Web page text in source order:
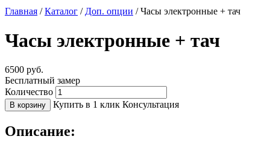
Главная /Каталог / Доп. опции /Часы электронные + тач
Часы электронные + тач
6500 руб.
Бесплатный замер
Количество
В корзину Купить в 1 клик Консультация
Описание: